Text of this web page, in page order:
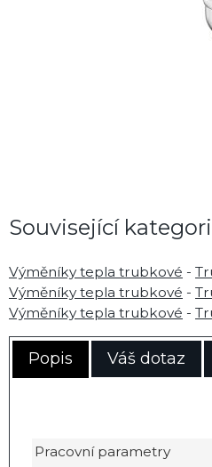
Související
Výměníky tepla trubkové -
Výměníky tepla trubkové -
Výměníky tepla trubkové -
Popis Váš dotaz
Pracovní parametry